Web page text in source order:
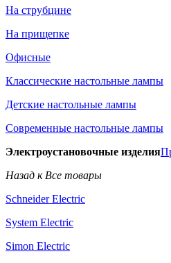
На струбцине
На прищепке
Офисные
Классические настольные лампы
Детские настольные лампы
Современные настольные лампы
Электроустановочные изделия
Назад к Все товары
Schneider Electric
System Electric
Simon Electric